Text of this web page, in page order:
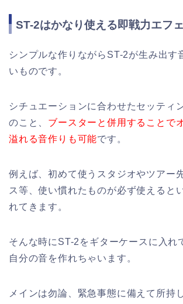
ST-2はかなり使える即戦力エフ
シンプルな作りながらST-2が生み出す
いものです。
シチュエーションに合わせたセッティ
のこと、 ブースターと併用することで
溢れる音作りも可能です。
例えば、初めて使うスタジオやツアー
ス等、使い慣れたものが必ず使えると
れてきます。
そんな時にST-2をギターケースに入れ
自分の音を作れちゃいます。
メインは勿論、緊急事態に備えて所持